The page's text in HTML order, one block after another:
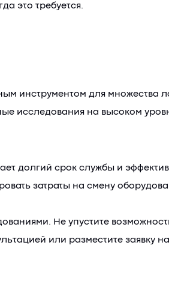
это требуется.
инструментом для множества
исследования на высоком
долгий срок службы и
затраты на смену
Не упустите
или разместите заявку